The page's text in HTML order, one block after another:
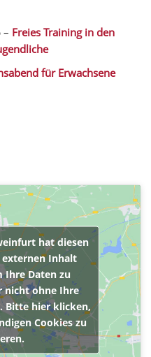
– Freies Training in den
für Erwachsene
hat diesen
Inhalt
Ihre Daten zu
nicht ohne Ihre
Bitte hier klicken,
Cookies zu